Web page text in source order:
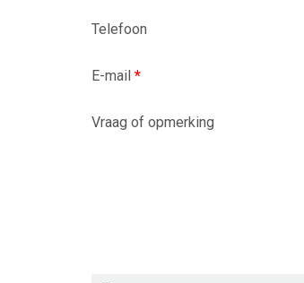
Telefoon
E-mail *
Vraag of opmerking